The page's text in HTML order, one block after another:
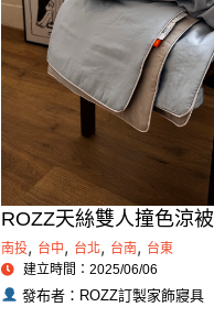
ROZZ天絲雙人撞色涼被
南投, 台中, 台北, 台南, 台東
建立時間：2025/06/06
發布者：ROZZ訂製家飾寢具